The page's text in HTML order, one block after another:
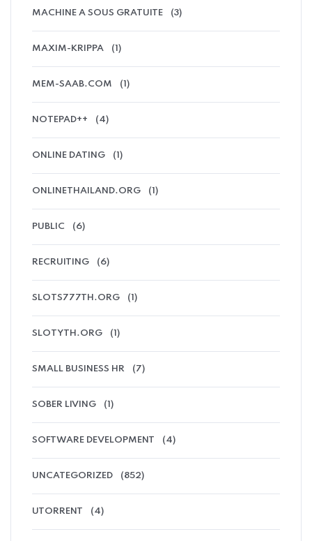
MACHINE A SOUS GRATUITE (3)
MAXIM-KRIPPA (1)
MEM-SAAB.COM (1)
NOTEPAD++ (4)
ONLINE DATING (1)
ONLINETHAILAND.ORG (1)
PUBLIC (6)
RECRUITING (6)
SLOTS777TH.ORG (1)
SLOTYTH.ORG (1)
SMALL BUSINESS HR (7)
SOBER LIVING (1)
SOFTWARE DEVELOPMENT (4)
UNCATEGORIZED (852)
UTORRENT (4)